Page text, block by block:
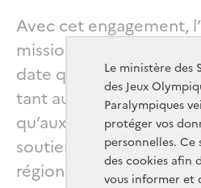
Le ministère des
des Jeux
Paralympiques
protéger vos
personnelles. Ce
des cookies afin
vous informer et
Avec cet engagement,
mission prolonge le
date qu’elle apporte à
tant auprès de ses
qu’aux côtés de la
soutien aux
régionales et nationales.